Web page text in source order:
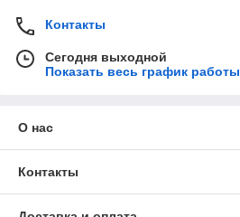
Контакты
Сегодня выходной
Показать весь график работы
О нас
Контакты